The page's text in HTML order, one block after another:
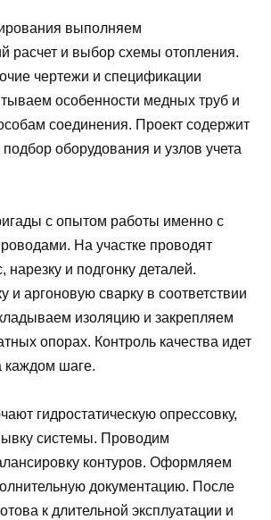
выполняем
расчет и выбор схемы отопления.
чертежи и спецификации
особенности медных труб и
соединения. Проект содержит
оборудования и узлов учета
с опытом работы именно с
На участке проводят
нарезку и подгонку деталей.
и аргоновую сварку в соответствии
изоляцию и закрепляем
опорах. Контроль качества идет
каждом шаге.
гидростатическую опрессовку,
системы. Проводим
контуров. Оформляем
документацию. После
к длительной эксплуатации и